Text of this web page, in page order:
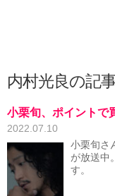
内村光良の記
小栗旬、ポイントで
2022.07.10
小栗旬さ
が放送中
す。